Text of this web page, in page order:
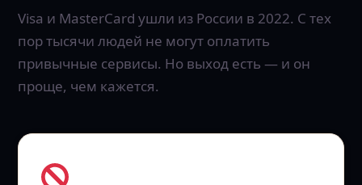
Visa и MasterCard ушли из России в 2022. С тех
пор тысячи людей не могут оплатить
привычные сервисы. Но выход есть — и он
проще, чем кажется.